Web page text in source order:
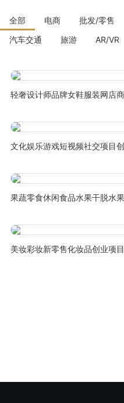
全部 电商 批发/零售
汽车交通
旅游 AR/VR
轻奢设计师品牌女鞋服装网店
美妆彩妆新零售化妆品创业项